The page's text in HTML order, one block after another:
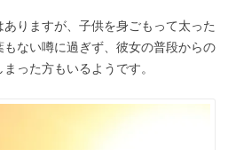
りますが、子供を身ごもって太った
ない噂に過ぎず、彼女の普段からの
った方もいるようです。